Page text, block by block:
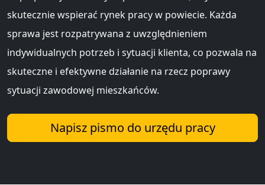
skutecznie wspierać rynek pracy w powiecie. Każda
sprawa jest rozpatrywana z uwzględnieniem
indywidualnych potrzeb i sytuacji klienta, co pozwala na
skuteczne i efektywne działanie na rzecz poprawy
sytuacji zawodowej mieszkańców.
Napisz pismo do urzędu pracy